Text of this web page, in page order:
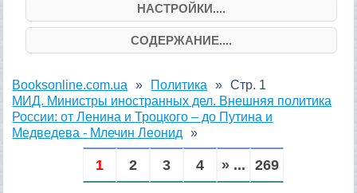
НАСТРОЙКИ....
СОДЕРЖАНИЕ....
Booksonline.com.ua
Политика
МИД. Министры иностранных дел. Внешняя политика
России: от Ленина и Троцкого – до Путина и
Медведева - Млечин Леонид
Стр. 1
1 2 3 4 » ... 269